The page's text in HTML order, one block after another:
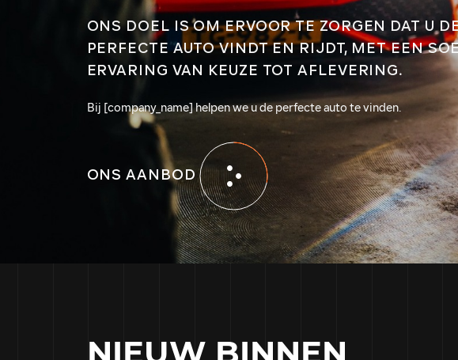
CONTACT
E-mail
info@bdpautomotive.nl
0316 - 514010
6931 KB Westervoort
ONS DOEL IS OM ERVOOR TE ZORGEN DAT U
PERFECTE AUTO VINDT EN RIJDT, MET EEN
ERVARING VAN KEUZE TOT AFLEVERING.
Bij [company_name] helpen we u de perfecte auto te vinden.
ONS AANBOD